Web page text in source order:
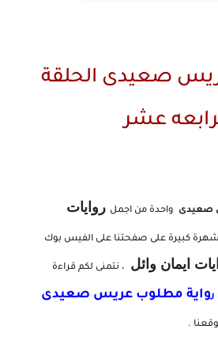
صعيدى الحلقة
عشر
صعيدى واحدة من اجمل روايات
شهرة كبيرة على صفحتنا على الفيس بوك
ايمان وائل ، نتمنى لكم قراءة
رواية مطلوب عريس صعيدى
.